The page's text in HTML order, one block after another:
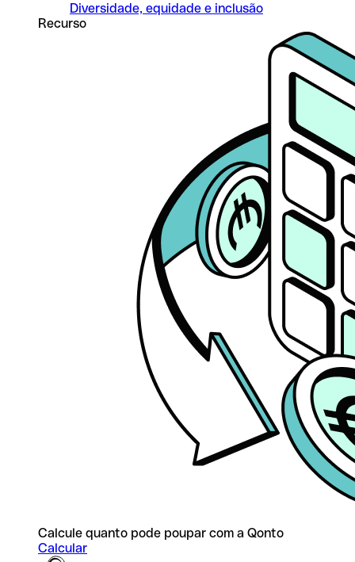
Diversidade, equidade e inclusão
Recurso
Calcule quanto pode poupar com a Qonto
Calcular